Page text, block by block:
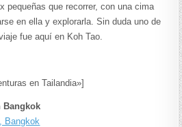
pequeñas que recorrer, con una cima
en ella y explorarla. Sin duda uno de
fue aquí en Koh Tao.
en Tailandia»]
Bangkok
Bangkok